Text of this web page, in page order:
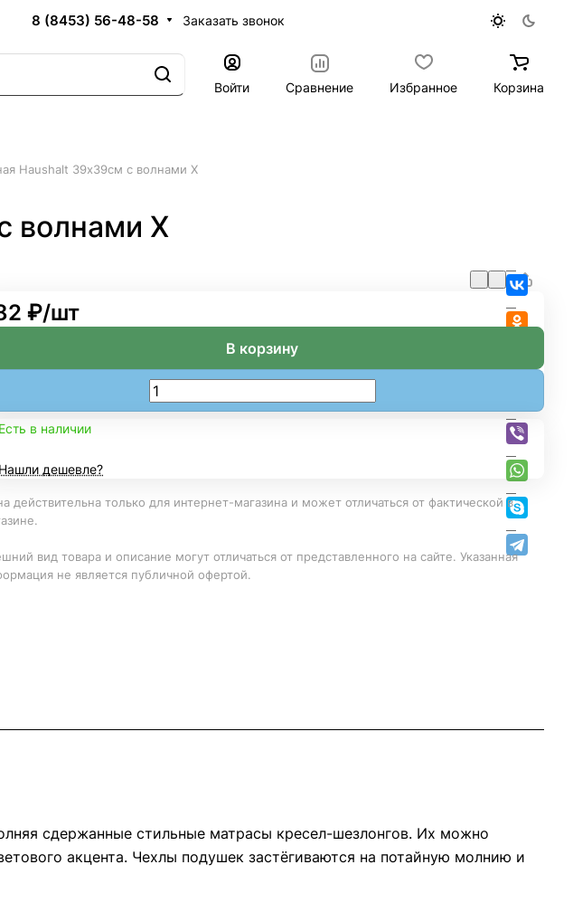
8 (8453) 56-48-58 Заказать звонок
Войти Сравнение Избранное Корзина
Haushalt 39х39см с волнами Х
волнами Х
₽/шт
В корзину
Есть в наличии
Нашли дешевле?
действительна только для интернет-магазина и может отличаться от фактической в
вид товара и описание могут отличаться от представленного на сайте. Указанная
не является публичной офертой.
сдержанные стильные матрасы кресел-шезлонгов. Их можно
акцента. Чехлы подушек застёгиваются на потайную молнию и